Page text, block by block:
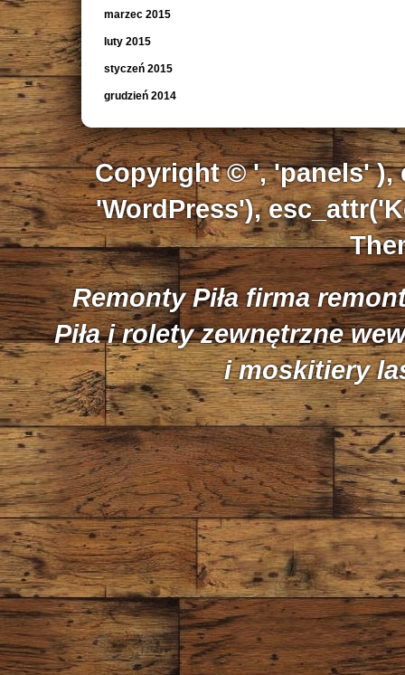
marzec 2015
luty 2015
styczeń 2015
grudzień 2014
Copyright © ', 'panels' ),
'WordPress'),
Remonty Piła firma
Piła i rolety zewnętrzne
i moskitiery